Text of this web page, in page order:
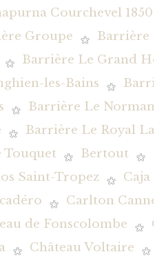
Courchevel 1850
Groupe
Barrière
Barrière Le Grand
les-Bains
Barrière Le
Barrière Le Royal
Touquet
Bertout
Saint-Tropez
Carlton
de Fonscolombe
Château Voltaire